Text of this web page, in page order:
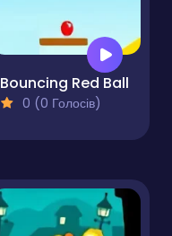
Bouncing Red Ball
0 (0 Голосів)